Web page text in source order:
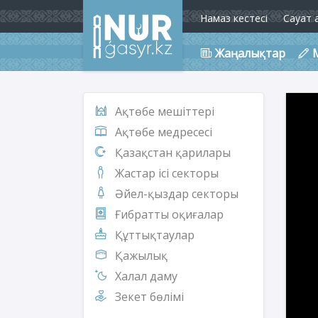
Намаз кестесі Сауат
Жаңалықтар
Ақтөбе мешіттері
Ақтөбе медресесі
Қазақстан қарилары
Жастар ісі секторы
Әйел-қыздар секторы
Ғибратты оқиғалар
Құттықтаулар
Қажылық
Халал даму
Зекет бөлімі